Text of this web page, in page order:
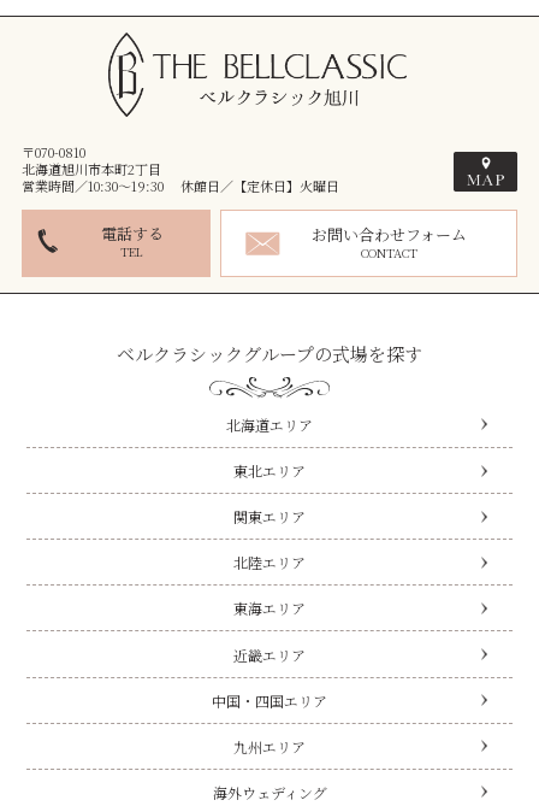
〒070-0810
北海道旭川市本町2丁目
営業時間／10:30～19:30 休館日／【定休日】火曜日
電話する
TEL
お問い合わせフォーム
CONTACT
ベルクラシックグループの式場を探す
北海道エリア
東北エリア
関東エリア
北陸エリア
東海エリア
近畿エリア
中国・四国エリア
九州エリア
海外ウェディング